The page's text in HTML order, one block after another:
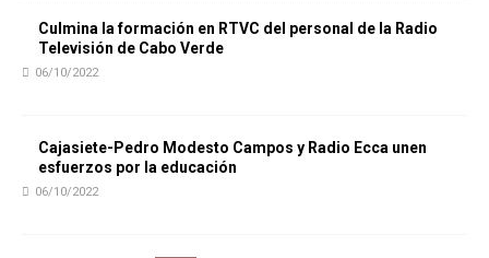
Culmina la formación en RTVC del personal de la Radio
Televisión de Cabo Verde
06/10/2022
Cajasiete-Pedro Modesto Campos y Radio Ecca unen
esfuerzos por la educación
06/10/2022